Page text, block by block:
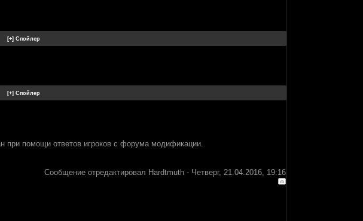
при помощи ответов игроков с форума модификации.
Сообщение отредактировал Hardtmuth - Четверг, 21.04.2016, 19:16